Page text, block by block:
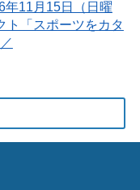
年11月15日（日曜
ト「スポーツをカタ